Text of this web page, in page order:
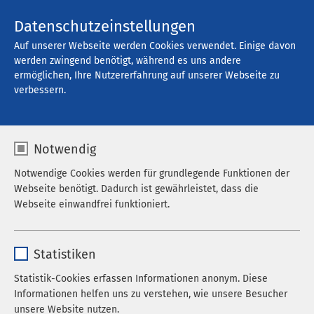
Offene Stellen
Filter
766 Stellenangebote gefunden
Datenschutzeinstellungen
Auf unserer Webseite werden Cookies verwendet. Einige davon
werden zwingend benötigt, während es uns andere
ermöglichen, Ihre Nutzererfahrung auf unserer Webseite zu
verbessern.
Notwendig
Notwendige Cookies werden für grundlegende Funktionen der
Webseite benötigt. Dadurch ist gewährleistet, dass die
Webseite einwandfrei funktioniert.
Laufzeit 278 Tage
Statistiken
Statistik-Cookies erfassen Informationen anonym. Diese
Informationen helfen uns zu verstehen, wie unsere Besucher
unsere Website nutzen.